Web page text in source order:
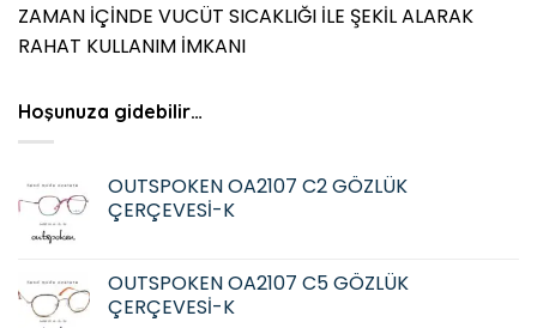
ZAMAN İÇİNDE VUCÜT SICAKLIĞI İLE ŞEKİL ALARAK
RAHAT KULLANIM İMKANI
Hoşunuza gidebilir…
OUTSPOKEN OA2107 C2 GÖZLÜK
ÇERÇEVESİ-K
OUTSPOKEN OA2107 C5 GÖZLÜK
ÇERÇEVESİ-K